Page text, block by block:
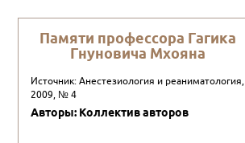
Памяти профессора Гагика
Гнуновича Мхояна
Источник: Анестезиология и реаниматология,
2009, № 4
Авторы: Коллектив авторов